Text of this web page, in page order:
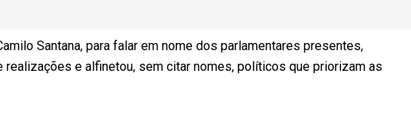
Santana, para falar em nome dos parlamentares presentes,
e alfinetou, sem citar nomes, políticos que priorizam as